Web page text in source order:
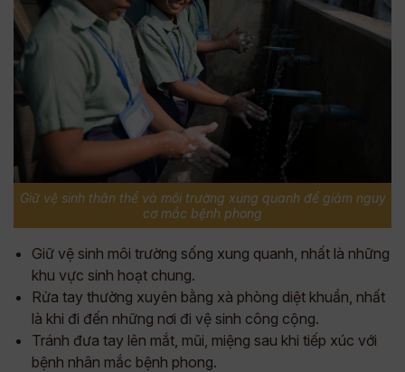
Giữ vệ sinh thân thể và môi trường xung quanh để giảm nguy
cơ mắc bệnh phong
Giữ vệ sinh môi trường sống xung quanh, nhất là những
khu vực sinh hoạt chung.
Rửa tay thường xuyên bằng xà phòng diệt khuẩn, nhất
là khi đi đến những nơi đi vệ sinh công cộng.
Tránh đưa tay lên mắt, mũi, miệng sau khi tiếp xúc với
bệnh nhân mắc bệnh phong.